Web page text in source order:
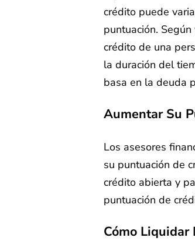
crédito puede
puntuación.
crédito de una
la duración del
basa en la deuda
Aumentar Su
Los asesores
su puntuación de
crédito abierta y
puntuación de
Cómo Liquidar